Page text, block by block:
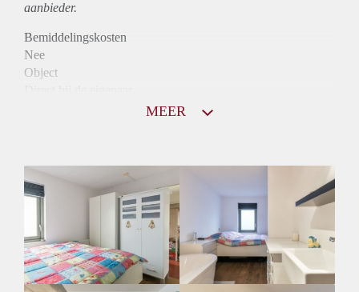
aanbieder.
Bemiddelingskosten
Nee
Object
Huurtoeslag
Mogelijk
2,7 X Maandhuur Bruto
Huurtermijn
Onbepaalde termijn
Oplevering
MEER